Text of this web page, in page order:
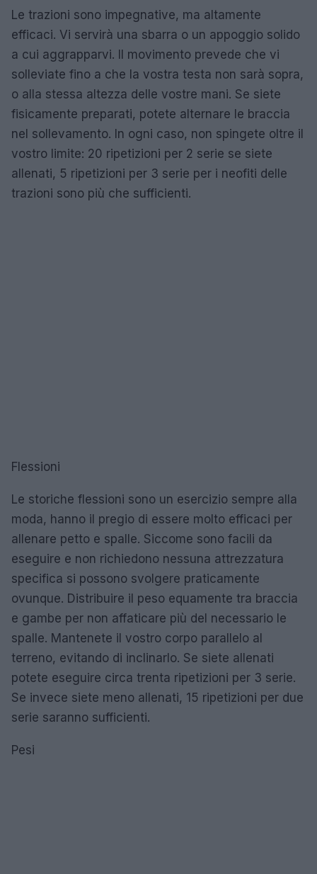
Le trazioni sono impegnative, ma altamente
efficaci. Vi servirà una sbarra o un appoggio solido
a cui aggrapparvi. Il movimento prevede che vi
solleviate fino a che la vostra testa non sarà sopra,
o alla stessa altezza delle vostre mani. Se siete
fisicamente preparati, potete alternare le braccia
nel sollevamento. In ogni caso, non spingete oltre il
vostro limite: 20 ripetizioni per 2 serie se siete
allenati, 5 ripetizioni per 3 serie per i neofiti delle
trazioni sono più che sufficienti.
Flessioni
Le storiche flessioni sono un esercizio sempre alla
moda, hanno il pregio di essere molto efficaci per
allenare petto e spalle. Siccome sono facili da
eseguire e non richiedono nessuna attrezzatura
specifica si possono svolgere praticamente
ovunque. Distribuire il peso equamente tra braccia
e gambe per non affaticare più del necessario le
spalle. Mantenete il vostro corpo parallelo al
terreno, evitando di inclinarlo. Se siete allenati
potete eseguire circa trenta ripetizioni per 3 serie.
Se invece siete meno allenati, 15 ripetizioni per due
serie saranno sufficienti.
Pesi